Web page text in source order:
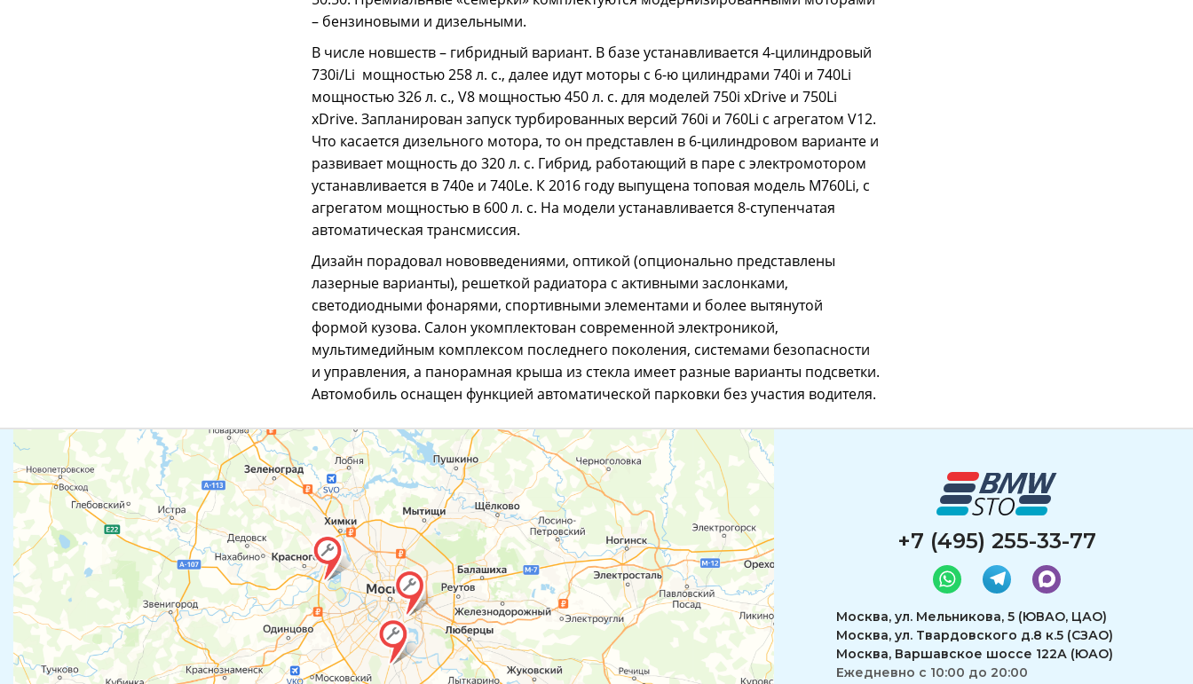
– бензиновыми и дизельными.
В числе новшеств – гибридный вариант. В базе устанавливается 4-цилиндровый
730i/Li мощностью 258 л. с., далее идут моторы с 6-ю цилиндрами 740i и 740Li
мощностью 326 л. с., V8 мощностью 450 л. с. для моделей 750i xDrive и 750Li
xDrive. Запланирован запуск турбированных версий 760i и 760Li с агрегатом V12.
Что касается дизельного мотора, то он представлен в 6-цилиндровом варианте и
развивает мощность до 320 л. с. Гибрид, работающий в паре с электромотором
устанавливается в 740e и 740Le. К 2016 году выпущена топовая модель M760Li, с
агрегатом мощностью в 600 л. с. На модели устанавливается 8-ступенчатая
автоматическая трансмиссия.
Дизайн порадовал нововведениями, оптикой (опционально представлены
лазерные варианты), решеткой радиатора с активными заслонками,
светодиодными фонарями, спортивными элементами и более вытянутой
формой кузова. Салон укомплектован современной электроникой,
мультимедийным комплексом последнего поколения, системами безопасности
и управления, а панорамная крыша из стекла имеет разные варианты подсветки.
Автомобиль оснащен функцией автоматической парковки без участия водителя.
+7 (495) 255-33-77
Москва, ул. Мельникова, 5 (ЮВАО, ЦАО)
Москва, ул. Твардовского д.8 к.5 (СЗАО)
Москва, Варшавское шоссе 122А (ЮАО)
Ежедневно с 10:00 до 20:00